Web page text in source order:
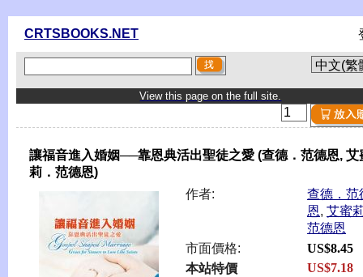
CRTSBOOKS.NET
View this page on the full site.
讓福音進入婚姻──靠恩典活出聖徒之愛 (查德．范德恩, 艾
莉．范德恩)
作者:
查德．范
恩, 艾蜜
范德恩
市面價格:
US$8.45
本站特價
US$7.18